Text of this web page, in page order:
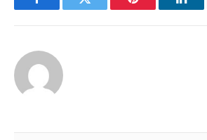
FacebookTwitter Pinterest